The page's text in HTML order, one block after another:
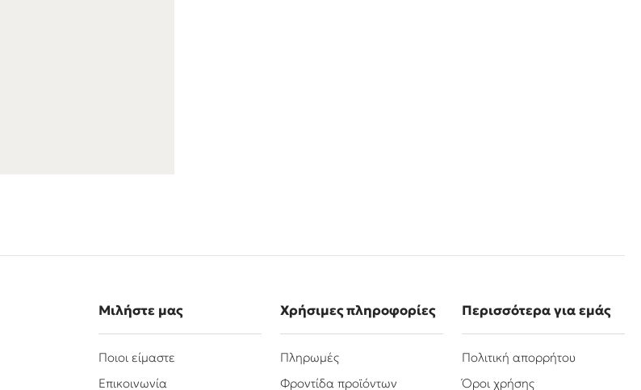
Μιλήστε μας
Ποιοι είμαστε
Επικοινωνία
Χρήσιμες πληροφορίες
Πληρωμές
Φροντίδα προϊόντων
Περισσότερα για εμάς
Πολιτική απορρήτου
Όροι χρήσης